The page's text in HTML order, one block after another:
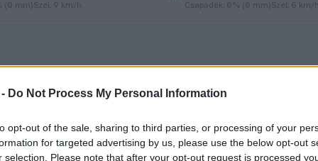
Do Not Process My Personal Information
opt-out of the sale, sharing to third parties, or processing of your
for targeted advertising by us, please use the below opt-out
selection. Please note that after your opt-out request is processed
(0 mm)Szél: 9 km/h
Csapadék: 0% (0 mm)Szél: 6 km/h
rekord: soha ennyi